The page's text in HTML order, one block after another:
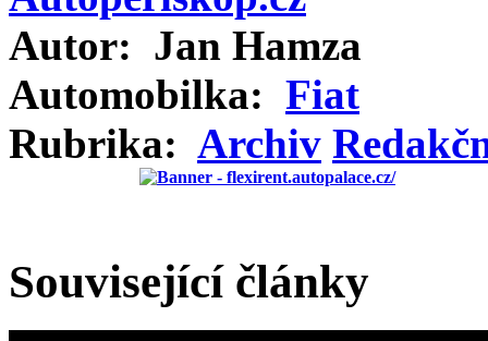
Autor: Jan Hamza
Automobilka: Fiat
Rubrika: Archiv
Související články